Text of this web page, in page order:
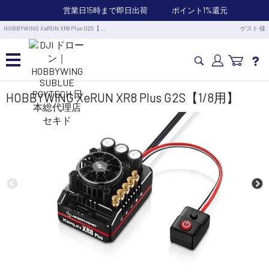
営業日15時まで即日出荷 ポイント1%還元
HOBBYWING XeRUN XR8 Plus G2S【 … ゲスト 様
カメラドローン・生活家電
業務用ドローン・業務関連製品
水中ドローン(ROV)・水中スクーター
RC・ロボット部品
HOBBYWING XeRUN XR8 Plus G2S【1/8用】